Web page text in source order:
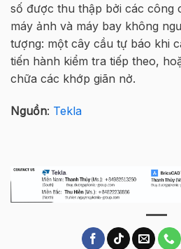
số được thu thập bởi các công
máy ảnh và máy bay không
tượng: một cây cầu tự báo khi
tiến hành kiểm tra tiếp theo,
chữa các khớp giãn nở.
Nguồn: Tekla